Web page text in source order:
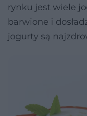
rynku jest wiele
barwione i
jogurty są